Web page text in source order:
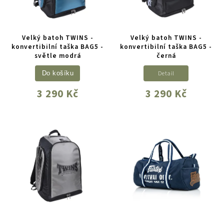
Velký batoh TWINS -
konvertibilní taška BAG5 -
světle modrá
3 290 Kč
Do košíku
Velký batoh TWINS -
konvertibilní taška BAG5 -
černá
3 290 Kč
Detail